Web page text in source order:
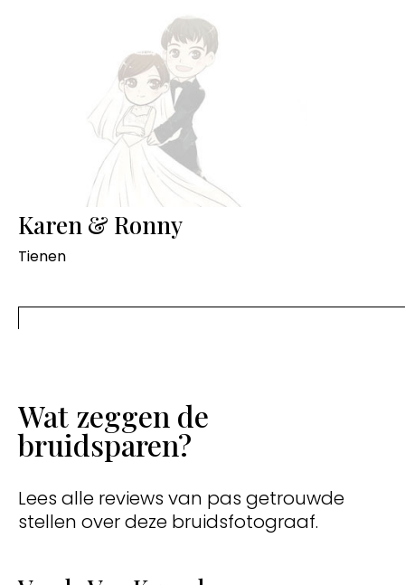
Karen & Ronny
Tienen
Wat zeggen de
bruidsparen?
Lees alle reviews van pas getrouwde
stellen over deze bruidsfotograaf.